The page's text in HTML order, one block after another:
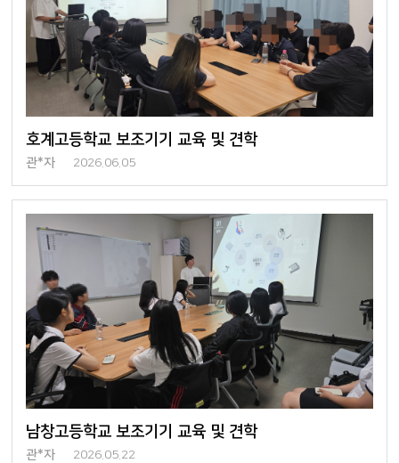
호계고등학교 보조기기 교육 및 견학
관*자 2026.06.05
남창고등학교 보조기기 교육 및 견학
관*자 2026.05.22